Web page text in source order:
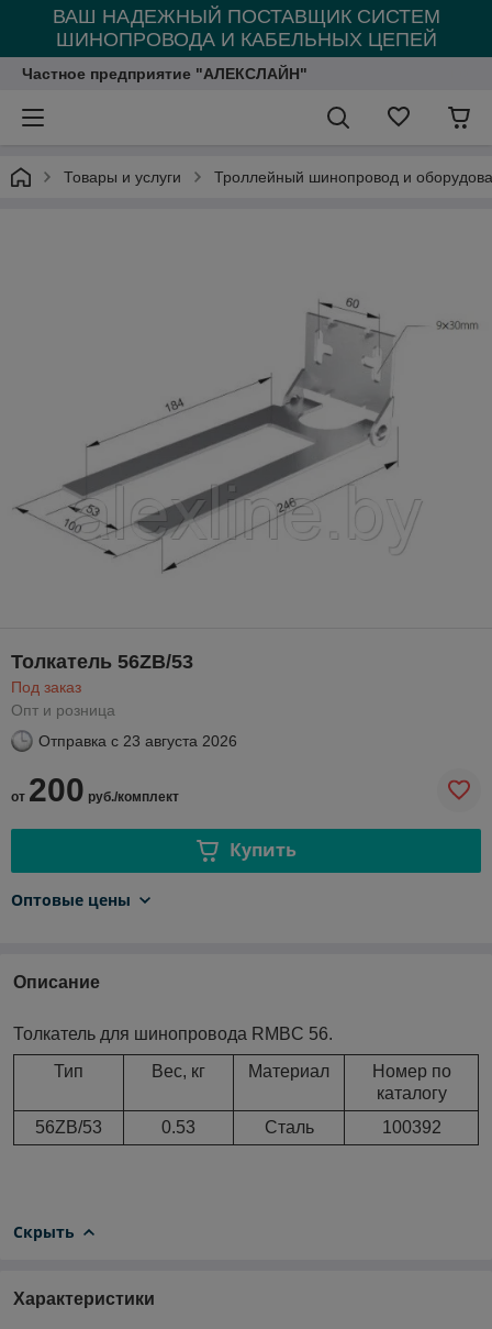
ВАШ НАДЕЖНЫЙ ПОСТАВЩИК СИСТЕМ
ШИНОПРОВОДА И КАБЕЛЬНЫХ ЦЕПЕЙ
Частное предприятие "АЛЕКСЛАЙН"
Товары и услуги Троллейный шинопровод и
Толкатель 56ZB/53
Под заказ
Опт и розница
Отправка с 23 августа 2026
от 200 руб./комплект
Купить
Оптовые цены
Описание
Толкатель для шинопровода RMBC 56.
Тип
Вес, кг Материал
Номер по
каталогу
56ZB/53
0.53 Сталь 100392
Скрыть
Характеристики